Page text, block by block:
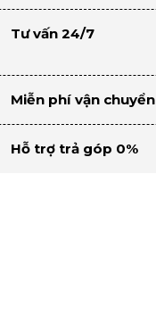
Tư vấn 24/7
Miễn phí vận chuyển
Hỗ trợ trả góp 0%